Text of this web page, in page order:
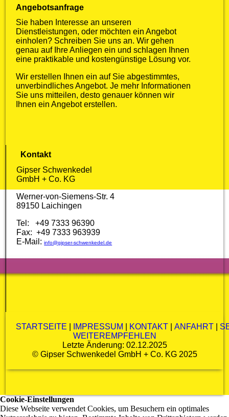
Angebotsanfrage
Sie haben Interesse an unseren
Dienstleistungen, oder möchten ein Angebot
einholen? Schreiben Sie uns an. Wir gehen
genau auf Ihre Anliegen ein und schlagen Ihnen
eine praktikable und kostengünstige Lösung vor.
Wir erstellen Ihnen ein auf Sie abgestimmtes,
unverbindliches Angebot. Je mehr Informationen
Sie uns mitteilen, desto genauer können wir
Ihnen ein Angebot erstellen.
Kontakt
Gipser Schwenkedel
GmbH + Co. KG
Werner-von-Siemens-Str. 4
89150 Laichingen
Tel: +49 7333 96390
Fax: +49 7333 963939
E-Mail:info@gipser-schwenkedel.de
STARTSEITE IMPRESSUM KONTAKT |ANFAHRT
WEITEREMPFEHLEN
Letzte Änderung: 02.12.2025
© Gipser Schwenkedel GmbH + Co. KG2025
Cookie-Einstellungen
Diese Webseite verwendet Cookies, um Besuchern ein optimales